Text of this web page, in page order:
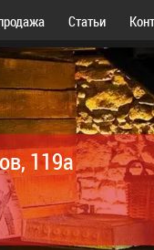
Статьи
119а